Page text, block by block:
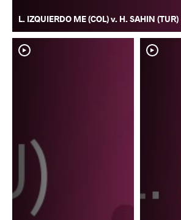
L. IZQUIERDO ME (COL) v. H. SAHIN (TUR)